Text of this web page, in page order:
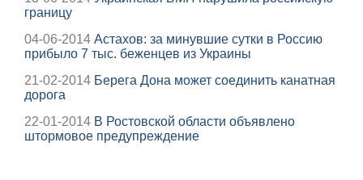
границу
04-06-2014 Астахов: за минувшие сутки в Россию
прибыло 7 тыс. беженцев из Украины
21-02-2014 Берега Дона может соединить канатная
дорога
22-01-2014 В Ростовской области объявлено
штормовое предупреждение